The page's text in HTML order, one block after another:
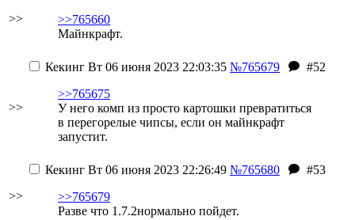
>>
>>765660
Майнкрафт.
>>
Кекинг Вт 06 июня 2023 22:03:35 №765679
#52
>>765675
У него комп из просто картошки превратиться
в перегорелые чипсы, если он майнкрафт
запустит.
>>
Кекинг Вт 06 июня 2023 22:26:49 №765680
#53
>>765679
Разве что 1.7.2нормально пойдет.